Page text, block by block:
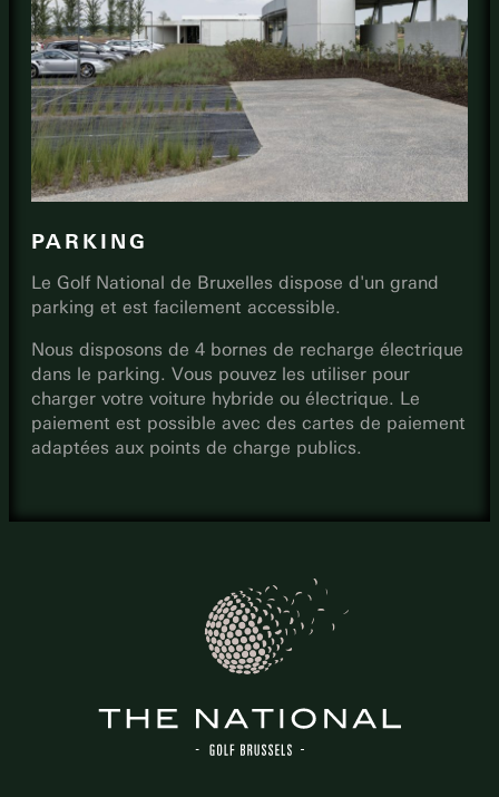
PARKING
Le Golf National de Bruxelles dispose d'un grand
parking et est facilement accessible.
Nous disposons de 4 bornes de recharge électrique
dans le parking. Vous pouvez les utiliser pour
charger votre voiture hybride ou électrique. Le
paiement est possible avec des cartes de paiement
adaptées aux points de charge publics.